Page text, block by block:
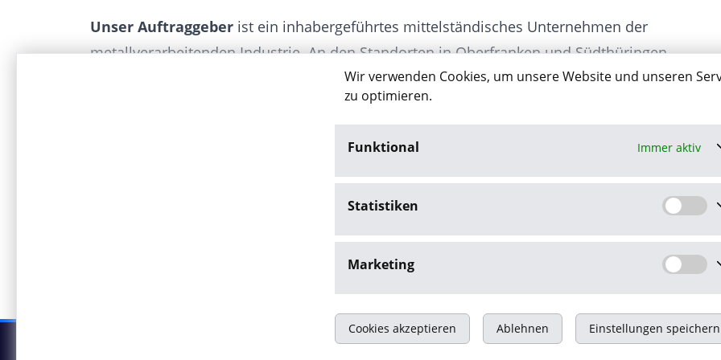
Wir verwenden Cookies, um unsere Website und unseren
zu optimieren.
Funktional Immer aktiv
Statistiken
Marketing
Cookies akzeptieren Ablehnen Einstellungen speichern
Unser Auftraggeber ist ein inhabergeführtes mittelständisches Unternehmen der
metallverarbeitenden Industrie. An den Standorten in Oberfranken und Südthüringen
werden vorwiegend für die Bereiche Automotive, Medizintechnik und Elektrotechnik
kundenspezifische und innovative Zulieferteile und Baugruppen entwickelt und gefertigt.
Impressum Datenschutz Kontakt